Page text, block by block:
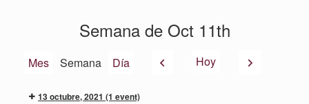
Semana de Oct 11th
Mes Semana Día AnteriorHoy Siguiente
13 octubre, 2021 (1 event)